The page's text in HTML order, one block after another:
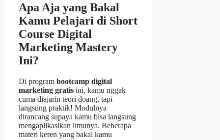
Apa Aja yang Bakal
Kamu Pelajari di Short
Course Digital
Marketing Mastery
Ini?
Di program bootcamp digital
marketing gratis ini, kamu nggak
cuma diajarin teori doang, tapi
langsung praktik! Modulnya
dirancang supaya kamu bisa langsung
mengaplikasikan ilmunya. Beberapa
materi keren yang bakal kamu